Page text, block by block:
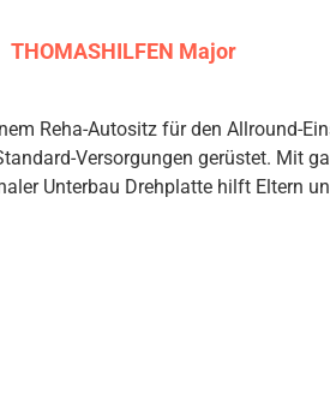
THOMASHILFEN Major
Reha-Autositz für den Allround-
Versorgungen gerüstet. Mit
und stressfreien Transfer
oder links), um Getränke,